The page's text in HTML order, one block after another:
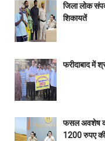
जिला लोक
शिकायतें
फरीदाबाद में
फसल अवशेष
1200 रुपए की